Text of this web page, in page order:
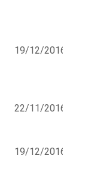
19/12/2016
22/11/2016
19/12/2016